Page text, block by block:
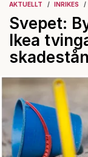
AKTUELLT INRIKES
Svepet:
Ikea